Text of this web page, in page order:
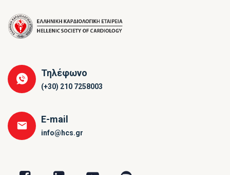
Τηλέφωνο
(+30) 210 7258003
E-mail
info@hcs.gr